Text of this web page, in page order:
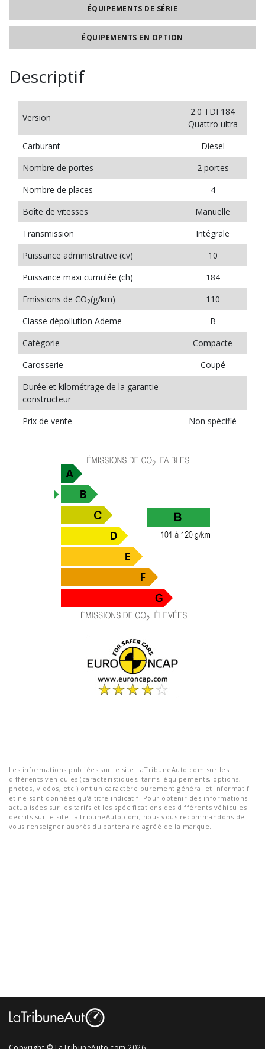
ÉQUIPEMENTS DE SÉRIE
ÉQUIPEMENTS EN OPTION
Descriptif
Version
2.0 TDI 184
Quattro ultra
Carburant
Diesel
Nombre de portes
2 portes
Nombre de places
4
Boîte de vitesses
Manuelle
Transmission
Intégrale
Puissance administrative (cv)
10
Puissance maxi cumulée (ch)
184
Emissions de CO2(g/km)
110
Classe dépollution Ademe
B
Catégorie
Compacte
Carosserie
Coupé
Durée et kilométrage de la garantie
constructeur
Prix de vente
Non spécifié
Les informations publiées sur le site LaTribuneAuto.com sur les
différents véhicules (caractéristiques, tarifs, équipements, options,
photos, vidéos, etc.) ont un caractère purement général et informatif
et ne sont données qu'à titre indicatif. Pour obtenir des informations
actualisées sur les tarifs et les spécifications des différents véhicules
décrits sur le site LaTribuneAuto.com, nous vous recommandons de
vous renseigner auprès du partenaire agréé de la marque.